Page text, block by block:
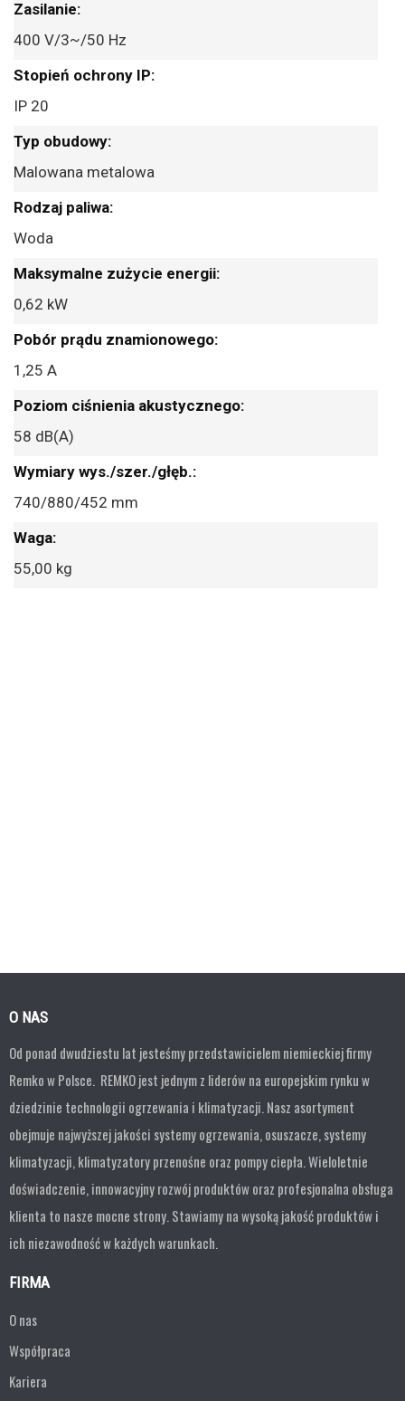
400 V/3~/50 Hz
IP 20
Malowana metalowa
Woda
0,62 kW
1,25 A
58 dB(A)
740/880/452 mm
55,00 kg
O NAS
Od ponad dwudziestu lat jesteśmy przedstawicielem niemieckiej firmy
Remko w Polsce. REMKO jest jednym z liderów na europejskim rynku w
dziedzinie technologii ogrzewania i klimatyzacji. Nasz asortyment
obejmuje najwyższej jakości systemy ogrzewania, osuszacze, systemy
klimatyzacji, klimatyzatory przenośne oraz pompy ciepła. Wieloletnie
doświadczenie, innowacyjny rozwój produktów oraz profesjonalna obsługa
klienta to nasze mocne strony. Stawiamy na wysoką jakość produktów i
ich niezawodność w każdych warunkach.
FIRMA
O nas
Współpraca
Kariera